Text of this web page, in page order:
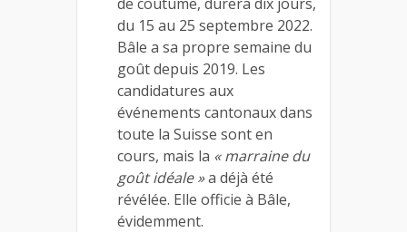
du 15 au 25 septembre 2022.
Bâle a sa propre semaine du
goût depuis 2019. Les
candidatures aux
événements cantonaux dans
toute la Suisse sont en
cours, mais la « marraine du
goût idéale »a déjà été
révélée. Elle officie à Bâle,
évidemment.